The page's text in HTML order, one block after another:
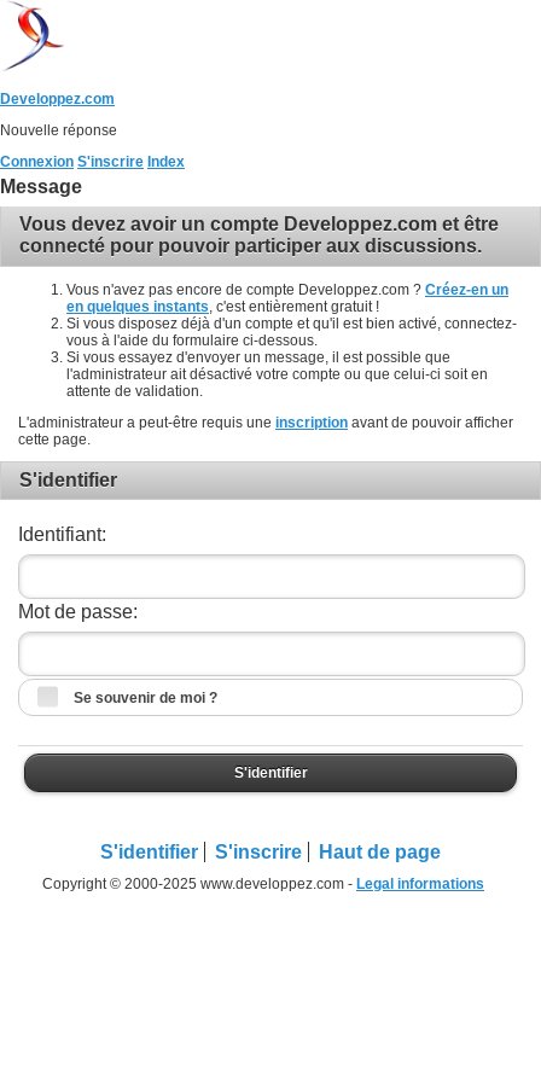
Developpez.com
Nouvelle réponse
Connexion S'inscrire Index
Message
Vous devez avoir un compte Developpez.com et être
connecté pour pouvoir participer aux discussions.
Vous n'avez pas encore de compte Developpez.com ? Créez-en un
en quelques instants , c'est entièrement gratuit !
Si vous disposez déjà d'un compte et qu'il est bien activé, connectez-
vous à l'aide du formulaire ci-dessous.
Si vous essayez d'envoyer un message, il est possible que
l'administrateur ait désactivé votre compte ou que celui-ci soit en
attente de validation.
L'administrateur a peut-être requis une inscription avant de pouvoir afficher
cette page.
S'identifier
Identifiant:
Mot de passe:
Se souvenir de moi ?
S'identifier
S'identifier S'inscrire Haut de page
Copyright © 2000-2025 www.developpez.com - Legal informations